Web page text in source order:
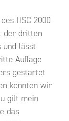
HSC 2000
der dritten
und lässt
Auflage
gestartet
konnten wir
gilt mein
das